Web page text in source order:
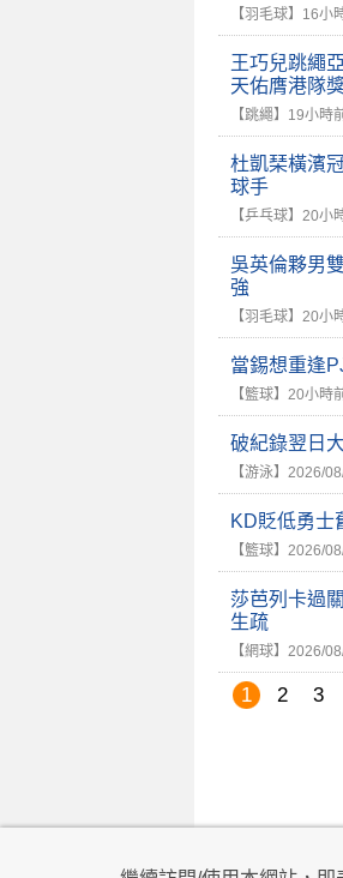
【羽毛球】 16小
王巧兒跳繩
天佑膺港隊
【跳繩】 19小時
杜凱琹橫濱
球手
【乒乓球】 20小
吳英倫夥男
強
【羽毛球】 20小
當錫想重逢
【籃球】 20小時
破紀錄翌日
【游泳】 2026/
KD貶低勇士
【籃球】 2026/
莎芭列卡過
生疏
【網球】 2026/
1 2 3
私隱政策 | 使用條